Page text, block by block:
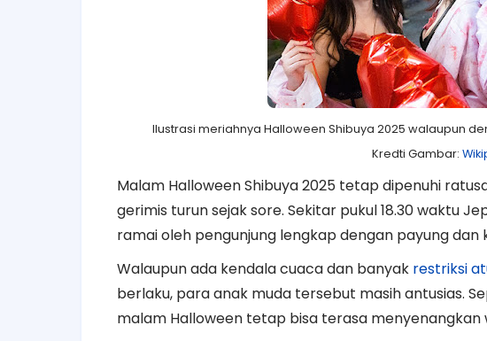
Ilustrasi meriahnya Halloween Shibuya 2025 walaupun
Kredti Gambar:
Malam Halloween Shibuya 2025 tetap dipenuhi
gerimis turun sejak sore. Sekitar pukul 18.30 waktu
ramai oleh pengunjung lengkap dengan payung dan
Walaupun ada kendala cuaca dan banyak restriksi
berlaku, para anak muda tersebut masih antusias.
malam Halloween tetap bisa terasa menyenangkan